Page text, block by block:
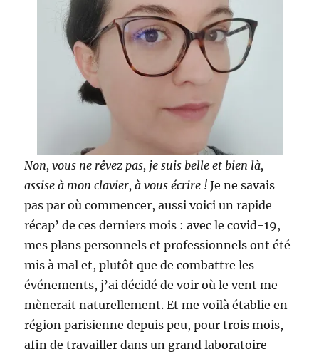
Non, vous ne rêvez pas, je suis belle et bien là,
assise à mon clavier, à vous écrire ! Je ne savais
pas par où commencer, aussi voici un rapide
récap’ de ces derniers mois : avec le covid-19,
mes plans personnels et professionnels ont été
mis à mal et, plutôt que de combattre les
événements, j’ai décidé de voir où le vent me
mènerait naturellement. Et me voilà établie en
région parisienne depuis peu, pour trois mois,
afin de travailler dans un grand laboratoire